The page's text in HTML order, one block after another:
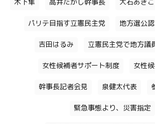
木下隼 高井たかし幹事長 大石あきこ
パリテ目指す立憲民主党 地方選公
吉田はるみ 立憲民主党で地方議
女性候補者サポート制度 女性
幹事長記者会見 泉健太代表
緊急事態より、災害指定